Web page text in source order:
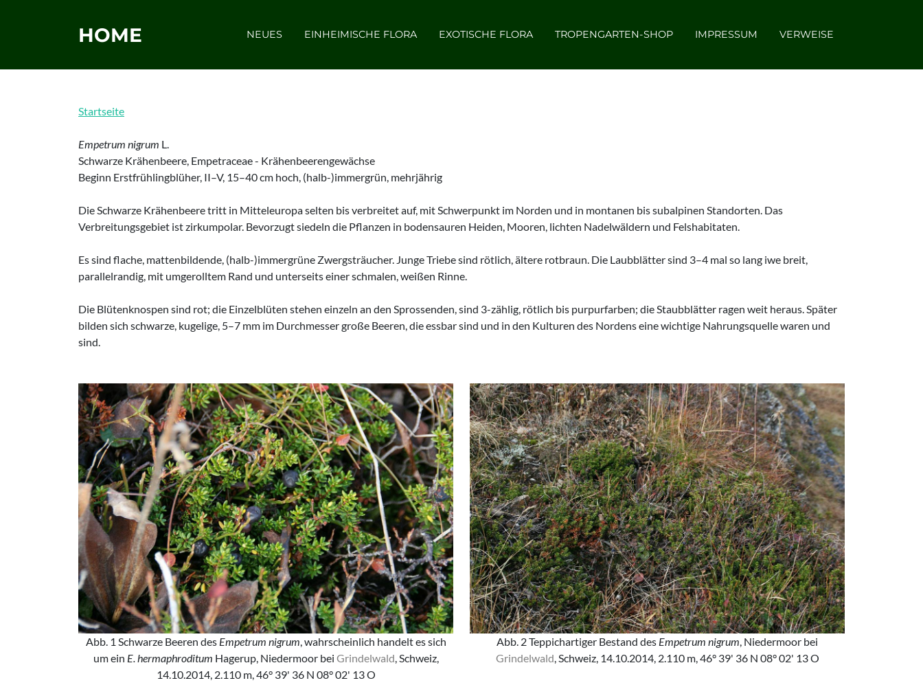
HOME NEUES EINHEIMISCHE FLORA EXOTISCHE FLORA TROPENGARTEN-SHOP IMPRESSUM VERWEISE
Startseite
Empetrum nigrum L.
Schwarze Krähenbeere, Empetraceae - Krähenbeerengewächse
Beginn Erstfrühlingblüher, II–V, 15–40 cm hoch, (halb-)immergrün, mehrjährig
Die Schwarze Krähenbeere tritt in Mitteleuropa selten bis verbreitet auf, mit Schwerpunkt im Norden und in montanen bis subalpinen Standorten. Das
Verbreitungsgebiet ist zirkumpolar. Bevorzugt siedeln die Pflanzen in bodensauren Heiden, Mooren, lichten Nadelwäldern und Felshabitaten.
Es sind flache, mattenbildende, (halb-)immergrüne Zwergsträucher. Junge Triebe sind rötlich, ältere rotbraun. Die Laubblätter sind 3–4 mal so lang iwe breit,
parallelrandig, mit umgerolltem Rand und unterseits einer schmalen, weißen Rinne.
Die Blütenknospen sind rot; die Einzelblüten stehen einzeln an den Sprossenden, sind 3-zählig, rötlich bis purpurfarben; die Staubblätter ragen weit heraus. Später
bilden sich schwarze, kugelige, 5–7 mm im Durchmesser große Beeren, die essbar sind und in den Kulturen des Nordens eine wichtige Nahrungsquelle waren und
sind.
Abb. 1 Schwarze Beeren des Empetrum nigrum, wahrscheinlich handelt es sich
um ein E. hermaphroditum Hagerup, Niedermoor bei Grindelwald, Schweiz,
14.10.2014, 2.110 m, 46° 39' 36 N 08° 02' 13 O
Abb. 2 Teppichartiger Bestand des Empetrum nigrum, Niedermoor bei
Grindelwald, Schweiz, 14.10.2014, 2.110 m, 46° 39' 36 N 08° 02' 13 O